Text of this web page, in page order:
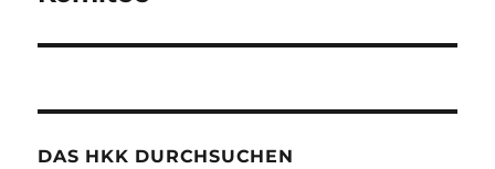
DAS HKK DURCHSUCHEN